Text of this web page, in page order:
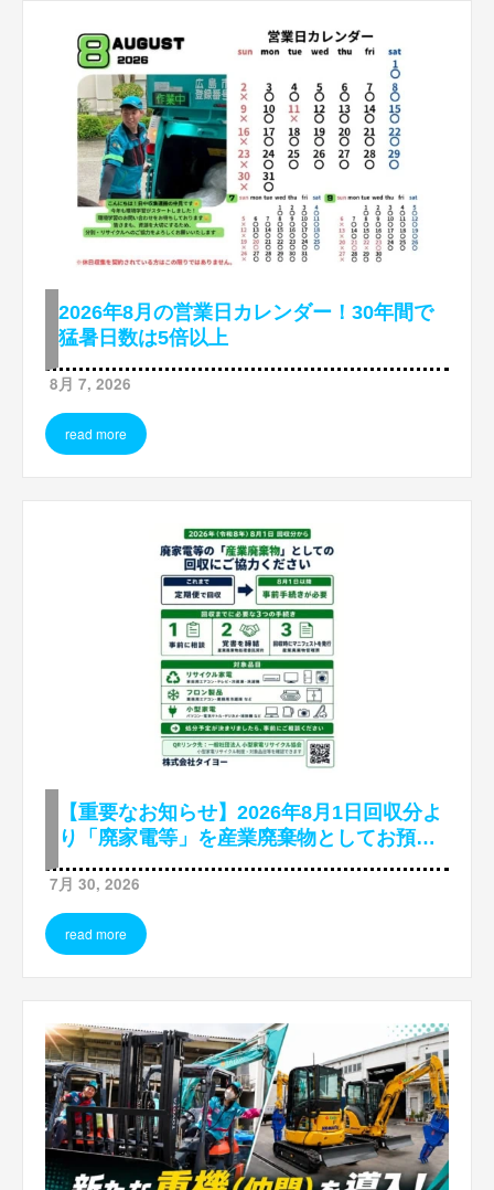
2026年8月の営業日カレンダー！30年間で
猛暑日数は5倍以上
8月 7, 2026
read more
【重要なお知らせ】2026年8月1日回収分よ
り「廃家電等」を産業廃棄物としてお預か
りします（広島市）
7月 30, 2026
read more